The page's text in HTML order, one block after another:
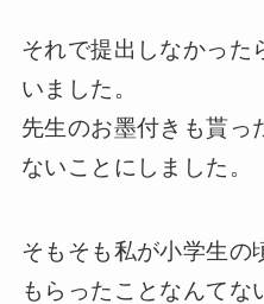
それで提出しなかった
いました。
先生のお墨付きも貰っ
ないことにしました。
そもそも私が小学生の
もらったことなんてな